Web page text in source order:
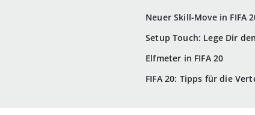
Neuer Skill-Move in FIFA
Setup Touch: Lege Dir
Elfmeter in FIFA 20
FIFA 20: Tipps für die